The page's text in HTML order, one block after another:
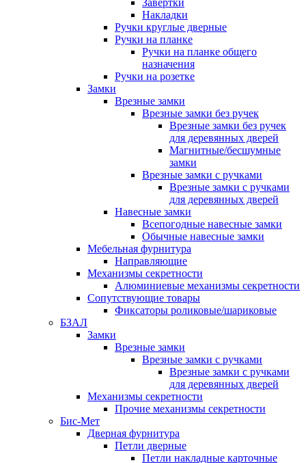
Завертки
Накладки
Ручки круглые дверные
Ручки на планке
Ручки на планке общего
назначения
Ручки на розетке
Замки
Врезные замки
Врезные замки без ручек
Врезные замки без ручек
для деревянных дверей
Магнитные/бесшумные
замки
Врезные замки с ручками
Врезные замки с ручками
для деревянных дверей
Навесные замки
Всепогодные навесные замки
Обычные навесные замки
Мебельная фурнитура
Направляющие
Механизмы секретности
Алюминиевые механизмы секретности
Сопутствующие товары
Фиксаторы роликовые/шариковые
БЗАЛ
Замки
Врезные замки
Врезные замки с ручками
Врезные замки с ручками
для деревянных дверей
Механизмы секретности
Прочие механизмы секретности
Бис-Мет
Дверная фурнитура
Петли дверные
Петли накладные карточные